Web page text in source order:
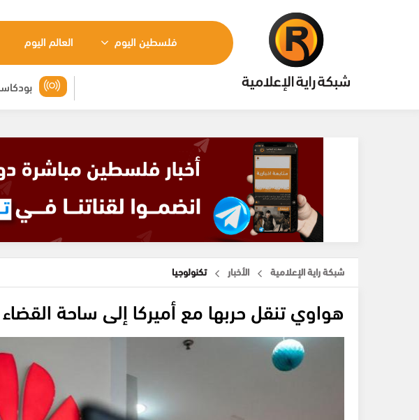
فلسطين اليوم العالم اليوم
شبكة راية الإعلامية الأخبار تكنولوجيا
هواوي تنقل حربها مع أميركا إلى ساحة القضاء